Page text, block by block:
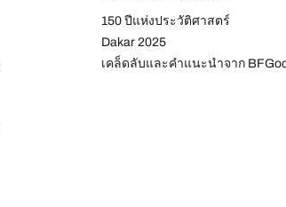
150 ปีแห่งประวัติศาสตร์
Dakar 2025
เคล็ดลับและคำแนะนำจาก